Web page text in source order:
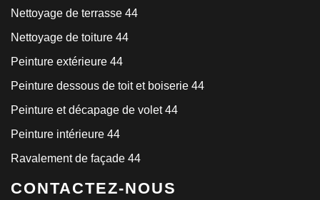
Nettoyage de terrasse 44
Nettoyage de toiture 44
Peinture extérieure 44
Peinture dessous de toit et boiserie 44
Peinture et décapage de volet 44
Peinture intérieure 44
Ravalement de façade 44
CONTACTEZ-NOUS